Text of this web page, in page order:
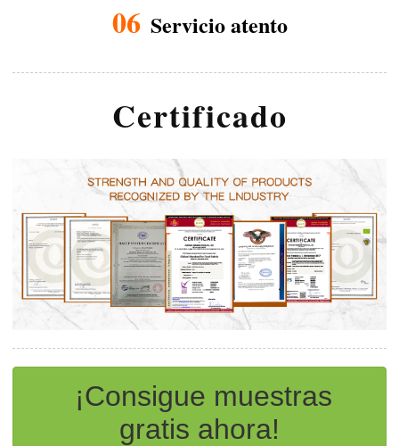
06 Servicio atento
Certificado
¡Consigue muestras
gratis ahora!